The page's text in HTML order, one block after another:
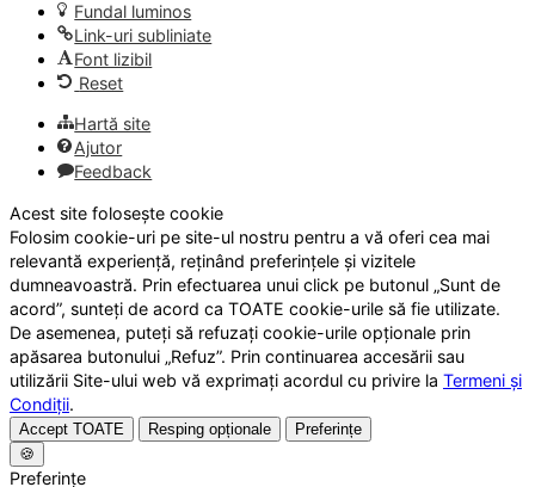
Fundal luminos
Link-uri subliniate
Font lizibil
Reset
Hartă site
Ajutor
Feedback
Acest site folosește cookie
Folosim cookie-uri pe site-ul nostru pentru a vă oferi cea mai
relevantă experiență, reținând preferințele și vizitele
dumneavoastră. Prin efectuarea unui click pe butonul „Sunt de
acord”, sunteți de acord ca TOATE cookie-urile să fie utilizate.
De asemenea, puteți să refuzați cookie-urile opționale prin
apăsarea butonului „Refuz”. Prin continuarea accesării sau
utilizării Site-ului web vă exprimați acordul cu privire la Termeni și
Condiții.
Accept TOATE Resping opționale
Preferințe
🍪
Preferințe